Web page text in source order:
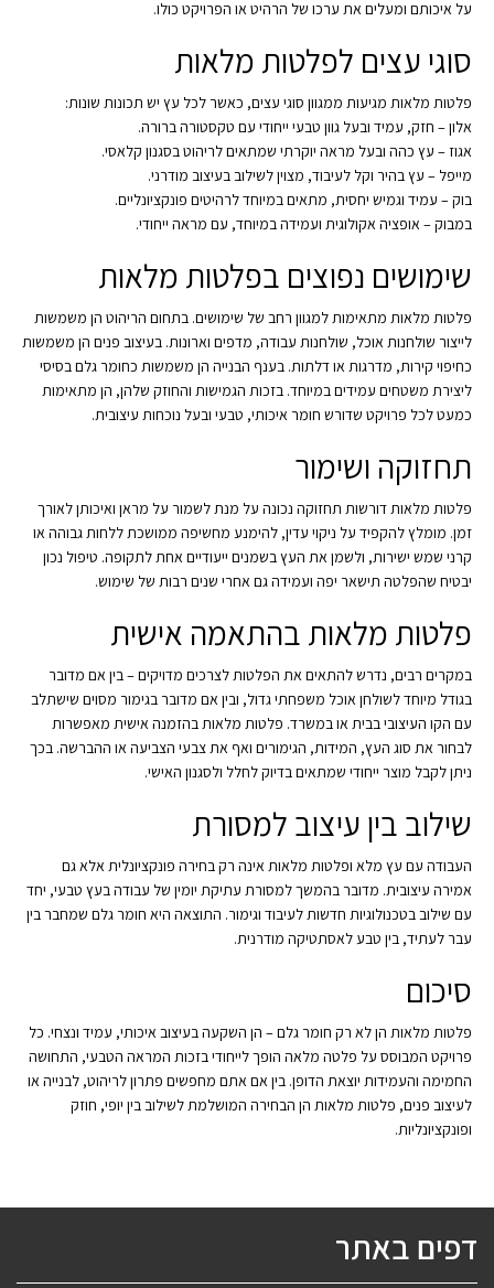
על איכותם ומעלים את ערכו של הרהיט או הפרויקט כולו.
סוגי עצים לפלטות מלאות
פלטות מלאות מגיעות ממגוון סוגי עצים, כאשר לכל עץ יש תכונות שונות:
אלון – חזק, עמיד ובעל גוון טבעי ייחודי עם טקסטורה ברורה.
אגוז – עץ כהה ובעל מראה יוקרתי שמתאים לריהוט בסגנון קלאסי.
מייפל – עץ בהיר וקל לעיבוד, מצוין לשילוב בעיצוב מודרני.
בוק – עמיד וגמיש יחסית, מתאים במיוחד לרהיטים פונקציונליים.
במבוק – אופציה אקולוגית ועמידה במיוחד, עם מראה ייחודי.
שימושים נפוצים בפלטות מלאות
פלטות מלאות מתאימות למגוון רחב של שימושים. בתחום הריהוט הן משמשות
לייצור שולחנות אוכל, שולחנות עבודה, מדפים וארונות. בעיצוב פנים הן משמשות
כחיפוי קירות, מדרגות או דלתות. בענף הבנייה הן משמשות כחומר גלם בסיסי
ליצירת משטחים עמידים במיוחד. בזכות הגמישות והחוזק שלהן, הן מתאימות
כמעט לכל פרויקט שדורש חומר איכותי, טבעי ובעל נוכחות עיצובית.
תחזוקה ושימור
פלטות מלאות דורשות תחזוקה נכונה על מנת לשמור על מראן ואיכותן לאורך
זמן. מומלץ להקפיד על ניקוי עדין, להימנע מחשיפה ממושכת ללחות גבוהה או
קרני שמש ישירות, ולשמן את העץ בשמנים ייעודיים אחת לתקופה. טיפול נכון
יבטיח שהפלטה תישאר יפה ועמידה גם אחרי שנים רבות של שימוש.
פלטות מלאות בהתאמה אישית
במקרים רבים, נדרש להתאים את הפלטות לצרכים מדויקים – בין אם מדובר
בגודל מיוחד לשולחן אוכל משפחתי גדול, ובין אם מדובר בגימור מסוים שישתלב
עם הקו העיצובי בבית או במשרד. פלטות מלאות בהזמנה אישית מאפשרות
לבחור את סוג העץ, המידות, הגימורים ואף את צבעי הצביעה או ההברשה. בכך
ניתן לקבל מוצר ייחודי שמתאים בדיוק לחלל ולסגנון האישי.
שילוב בין עיצוב למסורת
העבודה עם עץ מלא ופלטות מלאות אינה רק בחירה פונקציונלית אלא גם
אמירה עיצובית. מדובר בהמשך למסורת עתיקת יומין של עבודה בעץ טבעי, יחד
עם שילוב בטכנולוגיות חדשות לעיבוד וגימור. התוצאה היא חומר גלם שמחבר בין
עבר לעתיד, בין טבע לאסתטיקה מודרנית.
סיכום
פלטות מלאות הן לא רק חומר גלם – הן השקעה בעיצוב איכותי, עמיד ונצחי. כל
פרויקט המבוסס על פלטה מלאה הופך לייחודי בזכות המראה הטבעי, התחושה
החמימה והעמידות יוצאת הדופן. בין אם אתם מחפשים פתרון לריהוט, לבנייה או
לעיצוב פנים, פלטות מלאות הן הבחירה המושלמת לשילוב בין יופי, חוזק
ופונקציונליות.
דפים באתר